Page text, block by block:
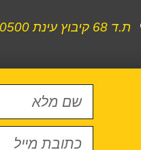
ת.ד 68 קיבוץ עינת 4880500